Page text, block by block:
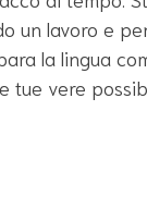
un lavoro e
la lingua
tue vere